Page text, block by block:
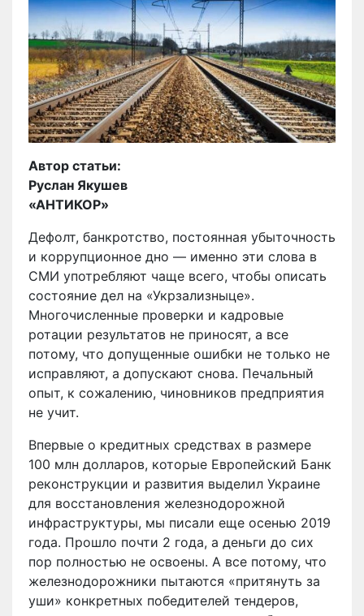
Автор статьи:
Руслан Якушев
«АНТИКОР»
Дефолт, банкротство, постоянная убыточность
и коррупционное дно — именно эти слова в
СМИ употребляют чаще всего, чтобы описать
состояние дел на «Укрзализныце».
Многочисленные проверки и кадровые
ротации результатов не приносят, а все
потому, что допущенные ошибки не только не
исправляют, а допускают снова. Печальный
опыт, к сожалению, чиновников предприятия
не учит.
Впервые о кредитных средствах в размере
100 млн долларов, которые Европейский Банк
реконструкции и развития выделил Украине
для восстановления железнодорожной
инфраструктуры, мы писали еще осенью 2019
года. Прошло почти 2 года, а деньги до сих
пор полностью не освоены. А все потому, что
железнодорожники пытаются «притянуть за
уши» конкретных победителей тендеров,